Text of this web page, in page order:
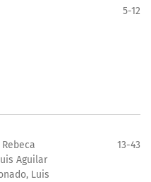
5-12
Aguilar
Luis
13-43